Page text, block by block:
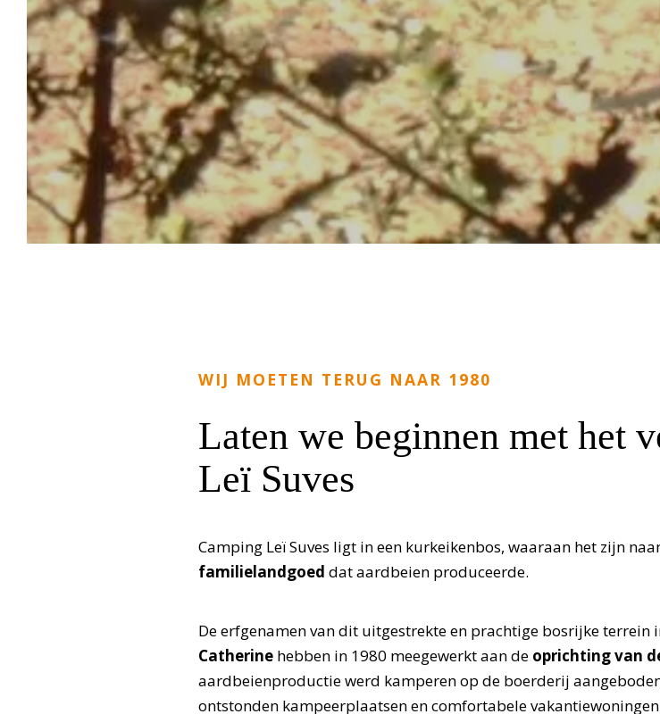
WIJ MOETEN TERUG NAAR 1980
Laten we beginnen met het
Leï Suves
Camping Leï Suves ligt in een kurkeikenbos, waaraan het zijn
familielandgoed dat aardbeien produceerde.
De erfgenamen van dit uitgestrekte en prachtige bosrijke terrein
Catherine hebben in 1980 meegewerkt aan de oprichting van
aardbeienproductie werd kamperen op de boerderij
ontstonden kampeerplaatsen en comfortabele